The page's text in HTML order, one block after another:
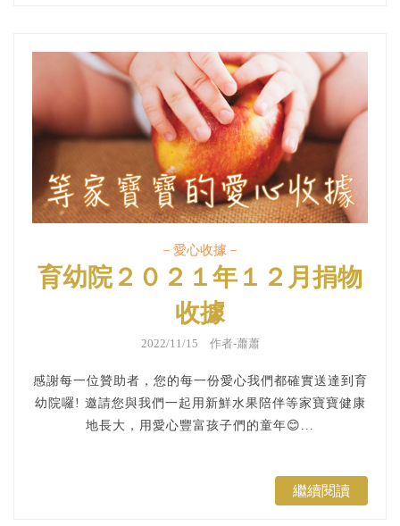
－愛心收據－
育幼院２０２１年１２月捐物
收據
2022/11/15 作者-蕭蕭
感謝每一位贊助者，您的每一份愛心我們都確實送達到育
幼院囉! 邀請您與我們一起用新鮮水果陪伴等家寶寶健康
地長大，用愛心豐富孩子們的童年😊...
繼續閱讀